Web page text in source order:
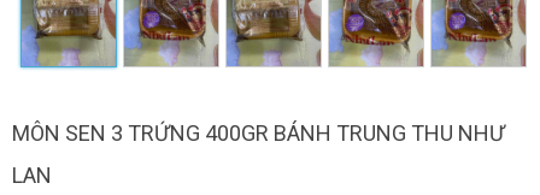
MÔN SEN 3 TRỨNG 400GR BÁNH TRUNG THU NHƯ
LAN